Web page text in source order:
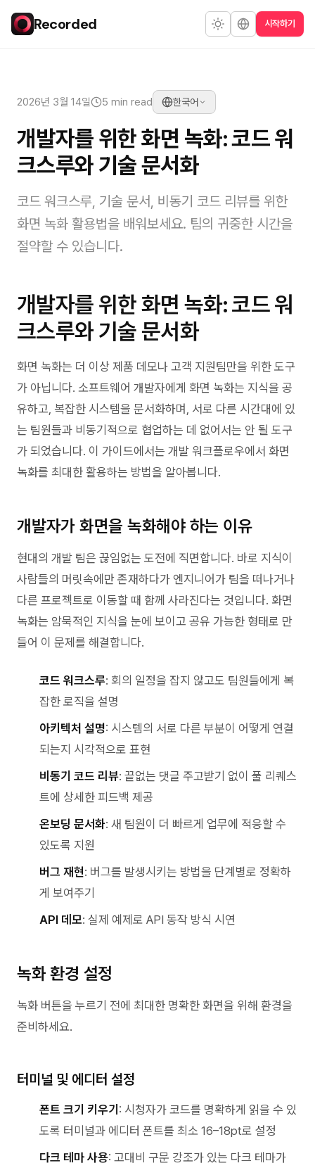
Recorded 시작하기
2026년 3월 14일 5 min read 한국어
개발자를 위한 화면 녹화: 코드 워
크스루와 기술 문서화
코드 워크스루, 기술 문서, 비동기 코드 리뷰를 위한
화면 녹화 활용법을 배워보세요. 팀의 귀중한 시간을
절약할 수 있습니다.
개발자를 위한 화면 녹화: 코드 워
크스루와 기술 문서화
화면 녹화는 더 이상 제품 데모나 고객 지원팀만을 위한 도구
가 아닙니다. 소프트웨어 개발자에게 화면 녹화는 지식을 공
유하고, 복잡한 시스템을 문서화하며, 서로 다른 시간대에 있
는 팀원들과 비동기적으로 협업하는 데 없어서는 안 될 도구
가 되었습니다. 이 가이드에서는 개발 워크플로우에서 화면
녹화를 최대한 활용하는 방법을 알아봅니다.
개발자가 화면을 녹화해야 하는 이유
현대의 개발 팀은 끊임없는 도전에 직면합니다. 바로 지식이
사람들의 머릿속에만 존재하다가 엔지니어가 팀을 떠나거나
다른 프로젝트로 이동할 때 함께 사라진다는 것입니다. 화면
녹화는 암묵적인 지식을 눈에 보이고 공유 가능한 형태로 만
들어 이 문제를 해결합니다.
코드 워크스루: 회의 일정을 잡지 않고도 팀원들에게 복
잡한 로직을 설명
아키텍처 설명: 시스템의 서로 다른 부분이 어떻게 연결
되는지 시각적으로 표현
비동기 코드 리뷰: 끝없는 댓글 주고받기 없이 풀 리퀘스
트에 상세한 피드백 제공
온보딩 문서화: 새 팀원이 더 빠르게 업무에 적응할 수
있도록 지원
버그 재현: 버그를 발생시키는 방법을 단계별로 정확하
게 보여주기
API 데모: 실제 예제로 API 동작 방식 시연
녹화 환경 설정
녹화 버튼을 누르기 전에 최대한 명확한 화면을 위해 환경을
준비하세요.
터미널 및 에디터 설정
폰트 크기 키우기 : 시청자가 코드를 명확하게 읽을 수 있
도록 터미널과 에디터 폰트를 최소 16–18pt로 설정
다크 테마 사용: 고대비 구문 강조가 있는 다크 테마가